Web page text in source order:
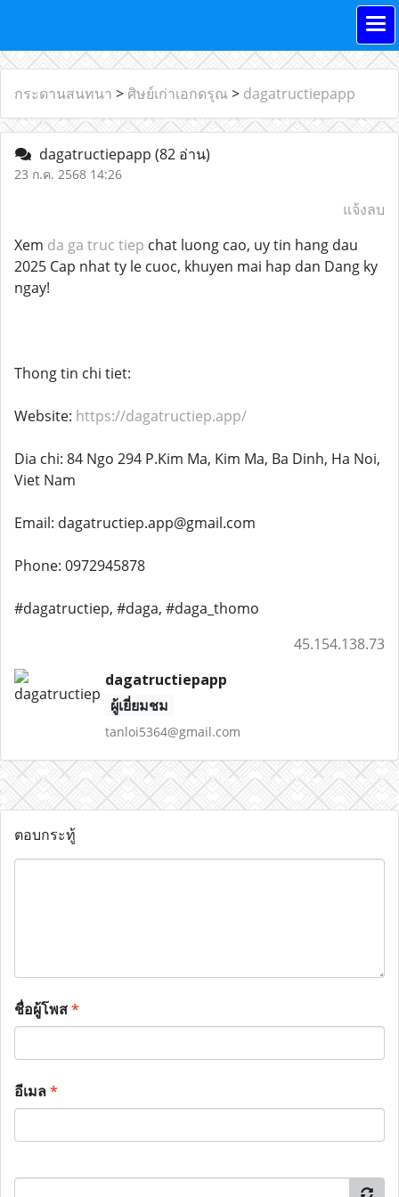
กระดานสนทนา > ศิษย์เก่าเอกดรุณ > dagatructiepapp
dagatructiepapp (82 อ่าน)
23 ก.ค. 2568 14:26
แจ้งลบ
Xem da ga truc tiep chat luong cao, uy tin hang dau
2025 Cap nhat ty le cuoc, khuyen mai hap dan Dang ky
ngay!
Thong tin chi tiet:
Website: https://dagatructiep.app/
Dia chi: 84 Ngo 294 P.Kim Ma, Kim Ma, Ba Dinh, Ha Noi,
Viet Nam
Email: dagatructiep.app@gmail.com
Phone: 0972945878
#dagatructiep, #daga, #daga_thomo
45.154.138.73
dagatructiepapp
ผู้เยี่ยมชม
tanloi5364@gmail.com
ตอบกระทู้
ชื่อผู้โพส*
อีเมล*